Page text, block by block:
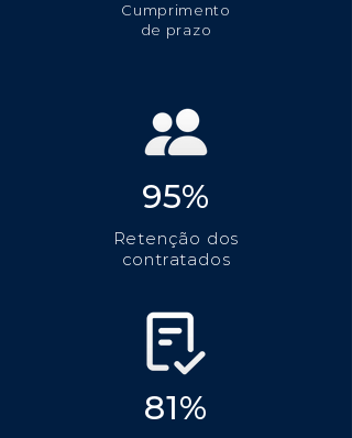
Cumprimento
de prazo
95%
Retenção dos
contratados
81%